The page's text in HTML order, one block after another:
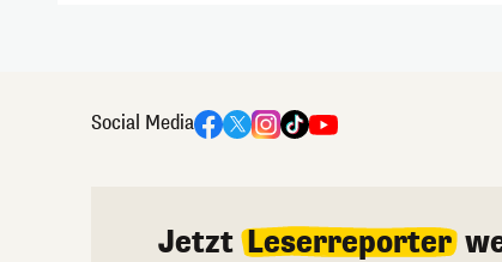
Social Media
Jetzt Leserreporter